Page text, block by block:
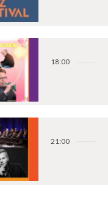
18:00
21:00